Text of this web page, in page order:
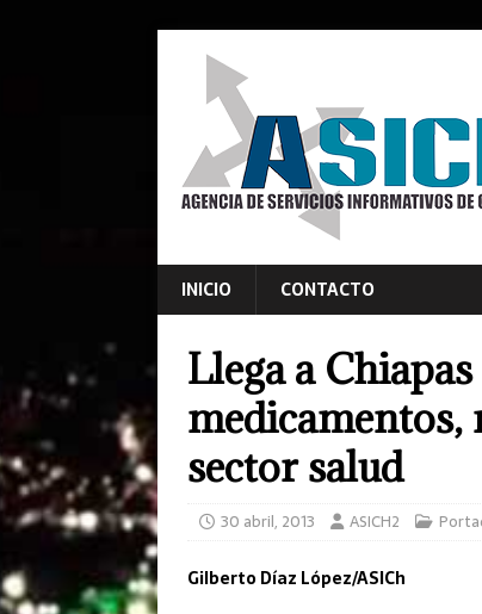
INICIO CONTACTO
Llega a
medicamentos,
sector salud
30 abril, 2013 ASICH2
Gilberto Díaz López/ASICh